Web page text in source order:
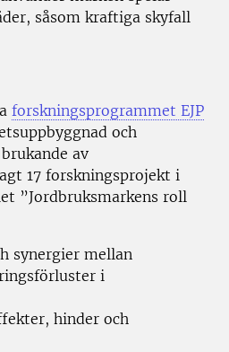
såsom kraftiga skyfall
forskningsprogrammet EJP
och
av
17 forskningsprojekt i
”Jordbruksmarkens roll
synergier mellan
i
hinder och